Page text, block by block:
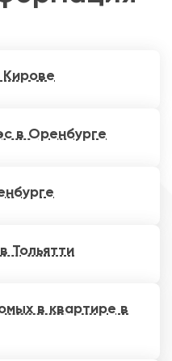
Кирове
в Оренбурге
Тольятти
в квартире в